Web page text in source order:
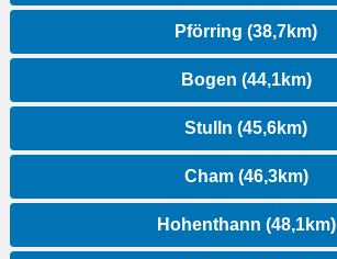
Pförring (38,7km)
Bogen (44,1km)
Stulln (45,6km)
Cham (46,3km)
Hohenthann (48,1km)